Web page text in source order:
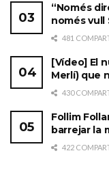
“Només
només vull
481
[Vídeo] El
Merlí) que
430
Follim
barrejar la
422